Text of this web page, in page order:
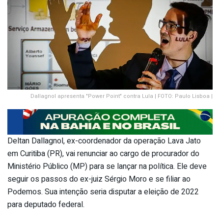
Dallagnol apresenta "Power Point" contra Lula | FOTO: Paulo Lisboa |
Deltan Dallagnol, ex-coordenador da operação Lava Jato
em Curitiba (PR), vai renunciar ao cargo de procurador do
Ministério Público (MP) para se lançar na política. Ele deve
seguir os passos do ex-juiz Sérgio Moro e se filiar ao
Podemos. Sua intenção seria disputar a eleição de 2022
para deputado federal.